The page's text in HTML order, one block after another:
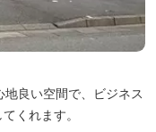
良い空間で、ビジネス
くれます。